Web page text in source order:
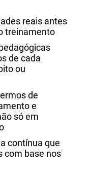
reais antes
treinamento
de cada
ou
de
e
só em
contínua que
com base nos